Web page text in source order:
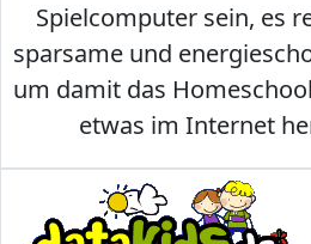
Spielcomputer sein, es
sparsame und
um damit das
etwas im Internet